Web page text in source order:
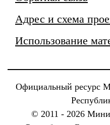
Адрес и схема
Использование
Официальный ресурс
© 2011 - 2026